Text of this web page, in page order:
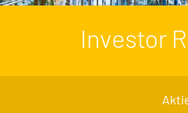
Investor